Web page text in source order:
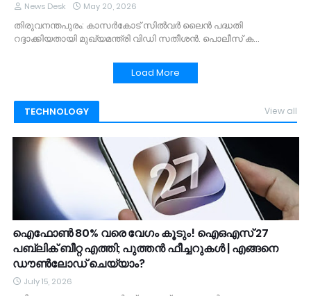
News Desk May 20, 2026
തിരുവനന്തപുരം: കാസര്‍കോട് സില്‍വര്‍ ലൈന്‍ പദ്ധതി
റദ്ദാക്കിയതായി മുഖ്യമന്ത്രി വിഡി സതീശന്‍. പൊലീസ് ക…
Load More
TECHNOLOGY View all
ഐഫോൺ 80% വരെ വേഗം കൂടും! ഐഒഎസ് 27
പബ്ലിക് ബീറ്റ എത്തി; പുത്തൻ ഫീച്ചറുകൾ | എങ്ങനെ
ഡൗൺലോഡ് ചെയ്യാം?
July 15, 2026